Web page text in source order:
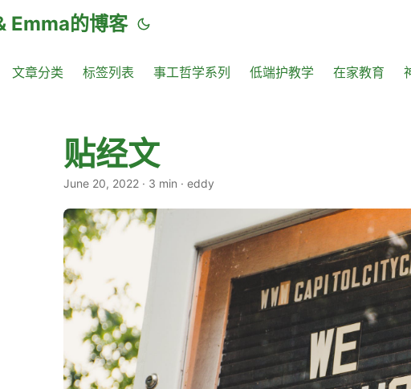
Emma的博客
文章分类 标签列表 事工哲学系列 低端护教学 在家教育
贴经文
June 20, 2022 · 3 min · eddy